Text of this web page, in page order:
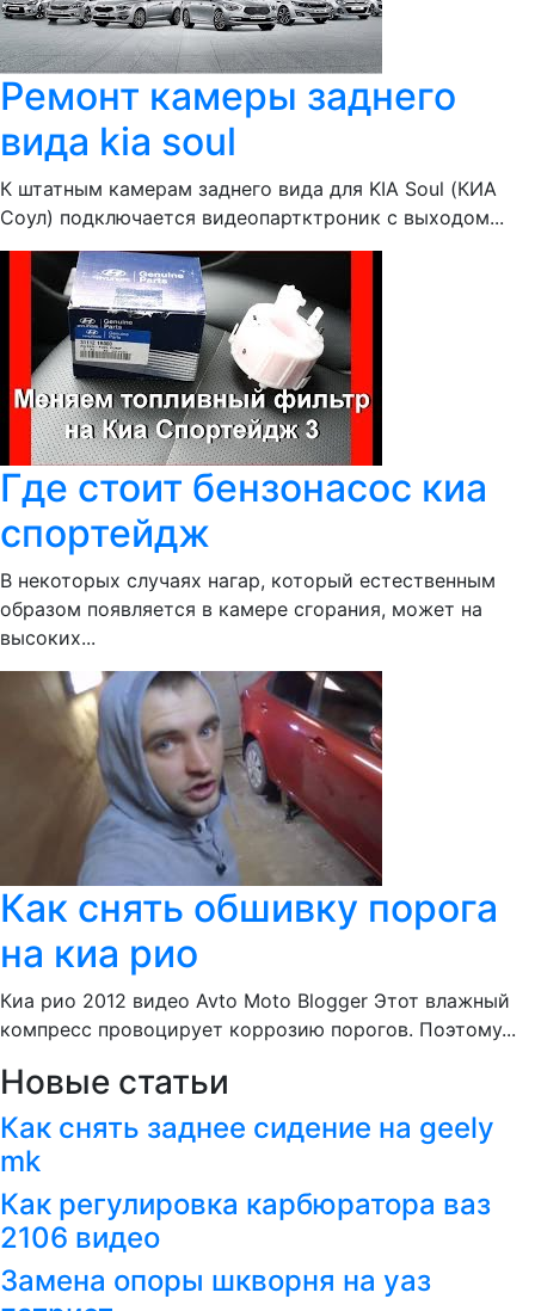
Ремонт камеры заднего
вида kia soul
К штатным камерам заднего вида для KIA Soul (КИА
Соул) подключается видеопартктроник с выходом...
Где стоит бензонасос киа
спортейдж
В некоторых случаях нагар, который естественным
образом появляется в камере сгорания, может на
высоких...
Как снять обшивку порога
на киа рио
Киа рио 2012 видео Avto Moto Blogger Этот влажный
компресс провоцирует коррозию порогов. Поэтому...
Новые статьи
Как снять заднее сидение на geely
mk
Как регулировка карбюратора ваз
2106 видео
Замена опоры шкворня на уаз